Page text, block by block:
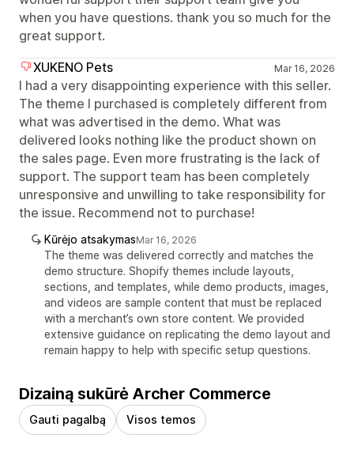
when you have questions. thank you so much for the
great support.
XUKENO Pets
Mar 16, 2026
I had a very disappointing experience with this seller.
The theme I purchased is completely different from
what was advertised in the demo. What was
delivered looks nothing like the product shown on
the sales page. Even more frustrating is the lack of
support. The support team has been completely
unresponsive and unwilling to take responsibility for
the issue. Recommend not to purchase!
Kūrėjo atsakymasMar 16, 2026
The theme was delivered correctly and matches the
demo structure. Shopify themes include layouts,
sections, and templates, while demo products, images,
and videos are sample content that must be replaced
with a merchant’s own store content. We provided
extensive guidance on replicating the demo layout and
remain happy to help with specific setup questions.
Dizainą sukūrė Archer Commerce
Gauti pagalbą Visos temos